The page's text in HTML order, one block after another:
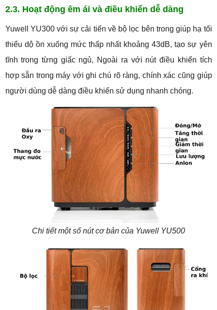
2.3. Hoạt động êm ái và điều khiển dễ dàng
Yuwell YU300 với sự cải tiến về bộ lọc bên trong giúp hạ tối
thiểu dộ ồn xuống mức thấp nhất khoảng 43dB, tạo sự yên
tĩnh trong từng giấc ngủ, Ngoài ra với nút điều khiển tích
hợp sẵn trong máy với ghi chú rõ ràng, chính xác cũng giúp
người dùng dễ dàng điều khiển sử dụng nhanh chóng.
Chi tiết một số nút cơ bản của Yuwell YU500